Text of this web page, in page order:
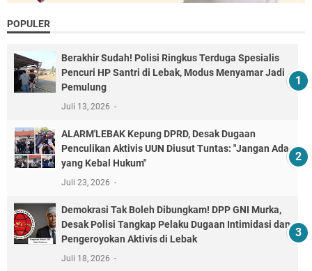
POPULER
Berakhir Sudah! Polisi Ringkus Terduga Spesialis
Pencuri HP Santri di Lebak, Modus Menyamar Jadi
Pemulung
Juli 13, 2026
ALARM'LEBAK Kepung DPRD, Desak Dugaan
Penculikan Aktivis UUN Diusut Tuntas: "Jangan Ada
yang Kebal Hukum"
Juli 23, 2026
Demokrasi Tak Boleh Dibungkam! DPP GNI Murka,
Desak Polisi Tangkap Pelaku Dugaan Intimidasi dan
Pengeroyokan Aktivis di Lebak
Juli 18, 2026